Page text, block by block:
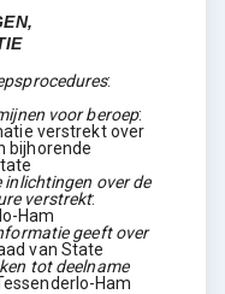
:
voor beroep:
verstrekt over
bijhorende
inlichtingen over de
verstrekt:
Ham
geeft over
van State
tot deelname
Ham